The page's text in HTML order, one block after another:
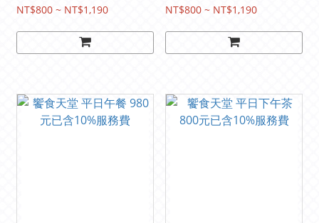
NT$800 ~ NT$1,190
NT$800 ~ NT$1,190